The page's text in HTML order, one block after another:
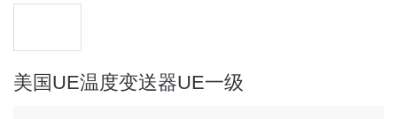
美国UE温度变送器UE一级